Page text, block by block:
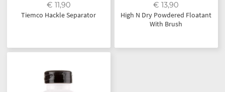
€ 11,90
Tiemco Hackle Separator
€ 13,90
High N Dry Powdered Floatant
With Brush